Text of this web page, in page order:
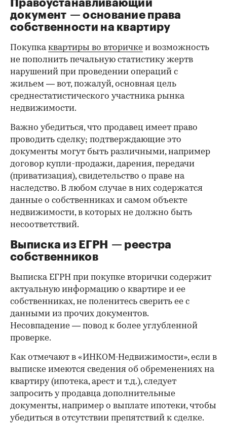
00:00 / 00:00
Правоустанавливающий
документ — основание права
собственности на квартиру
Покупкаквартиры во вторичке и возможность
не пополнить печальную статистику жертв
нарушений при проведении операций с
жильем — вот, пожалуй, основная цель
среднестатистического участника рынка
недвижимости.
Важно убедиться, что продавец имеет право
проводить сделку; подтверждающие это
документы могут быть различными, например
договор купли-продажи, дарения, передачи
(приватизация), свидетельство о праве на
наследство. В любом случае в них содержатся
данные о собственниках и самом объекте
недвижимости, в которых не должно быть
несоответствий.
Выписка из ЕГРН — реестра
собственников
Выписка ЕГРН при покупке вторички содержит
актуальную информацию о квартире и ее
собственниках, не поленитесь сверить ее с
данными из прочих документов.
Несовпадение — повод к более углубленной
проверке.
Как отмечают в «ИНКОМ-Недвижимости», если в
выписке имеются сведения об обременениях на
квартиру (ипотека, арест и т.д.), следует
запросить у продавца дополнительные
документы, например о выплате ипотеки, чтобы
убедиться в отсутствии препятствий к сделке.